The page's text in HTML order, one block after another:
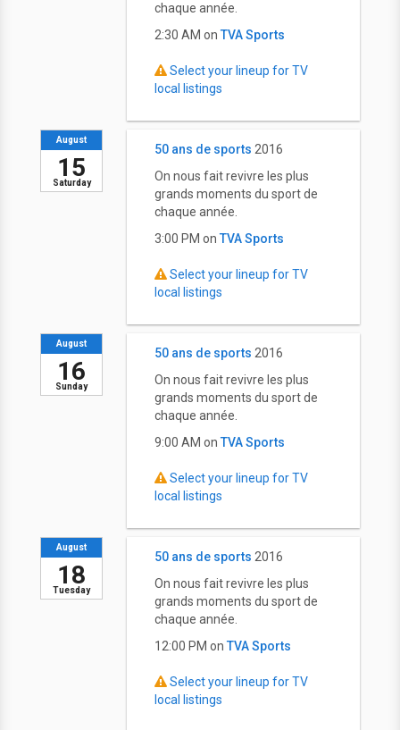
chaque année.
2:30 AM on TVA Sports
Select your lineup for TV
local listings
Saturday
August
15
50 ans de sports 2016
On nous fait revivre les plus
grands moments du sport de
chaque année.
3:00 PM on TVA Sports
Select your lineup for TV
local listings
Sunday
August
16
50 ans de sports 2016
On nous fait revivre les plus
grands moments du sport de
chaque année.
9:00 AM on TVA Sports
Select your lineup for TV
local listings
Tuesday
August
18
50 ans de sports 2016
On nous fait revivre les plus
grands moments du sport de
chaque année.
12:00 PM on TVA Sports
Select your lineup for TV
local listings